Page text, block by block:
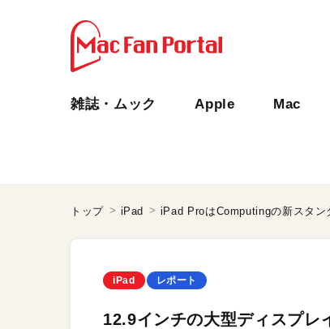
雑誌・ムック Apple Mac
トップ iPad iPad ProはComputingの新スタン
iPad レポート
12.9インチの大型ディスプレ